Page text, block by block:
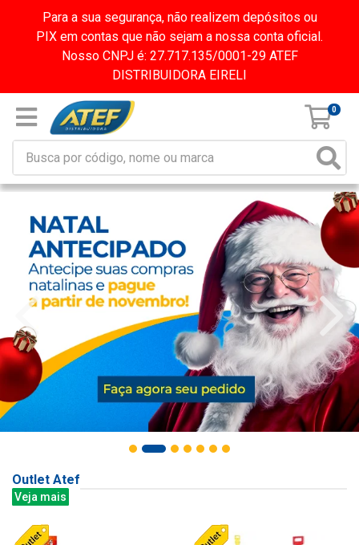
Para a sua segurança, não realizem depósitos ou
PIX em contas que não sejam a nossa conta oficial.
Nosso CNPJ é: 27.717.135/0001-29 ATEF
DISTRIBUIDORA EIRELI
0
Outlet Atef
Veja mais